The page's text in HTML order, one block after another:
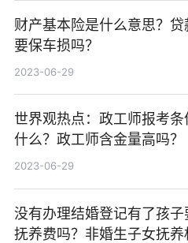
财产基本险是什么意思？贷
要保车损吗？
2023-06-29
世界观热点：政工师报考条
什么？政工师含金量高吗？
2023-06-29
没有办理结婚登记有了孩子
抚养费吗？非婚生子女抚养